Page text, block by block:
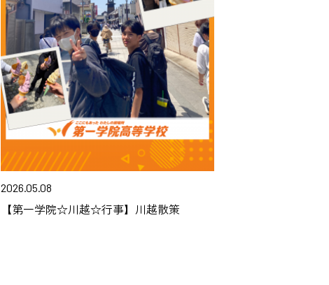
2026.05.08
【第一学院☆川越☆行事】川越散策